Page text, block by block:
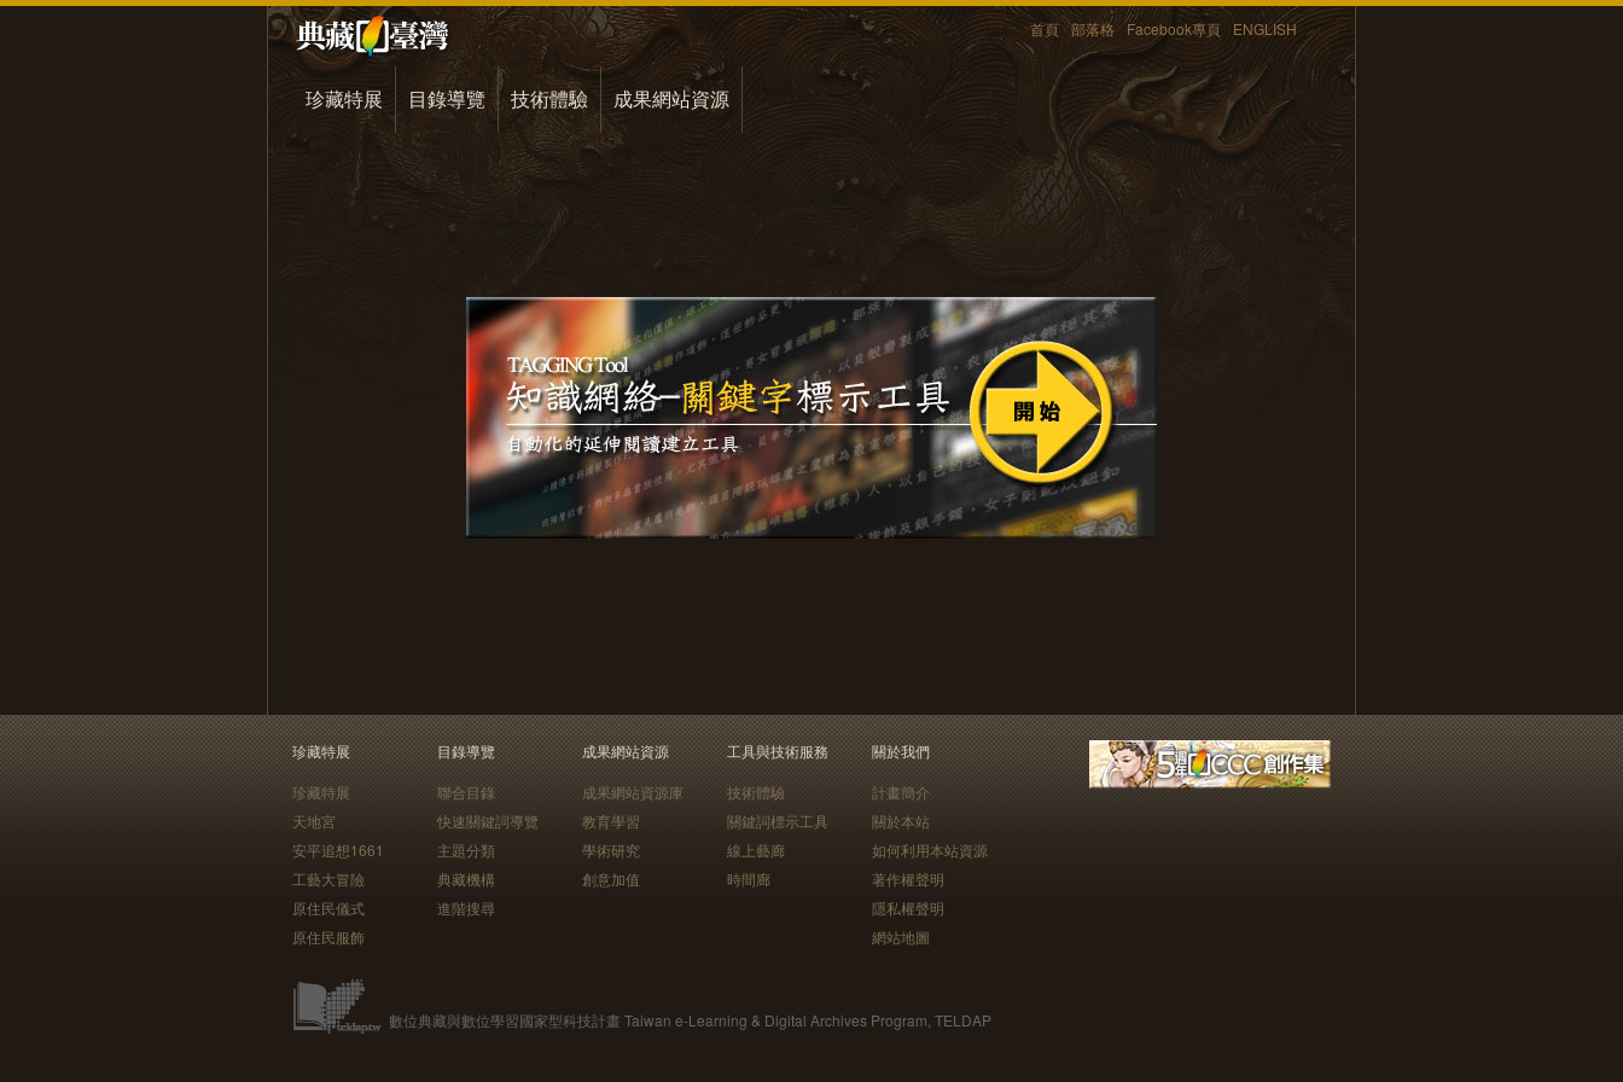
首頁 部落格 Facebook專頁 ENGLISH
珍藏特展 目錄導覽 技術體驗 成果網站資源
珍藏特展
珍藏特展
天地宮
安平追想1661
工藝大冒險
原住民儀式
原住民服飾
目錄導覽
聯合目錄
快速關鍵詞導覽
主題分類
典藏機構
進階搜尋
成果網站資源
成果網站資源庫
教育學習
學術研究
創意加值
工具與技術服務
技術體驗
關鍵詞標示工具
線上藝廊
時間廊
關於我們
計畫簡介
關於本站
如何利用本站資源
著作權聲明
隱私權聲明
網站地圖
數位典藏與數位學習國家型科技計畫 Taiwan e-Learning & Digital Archives Program, TELDAP